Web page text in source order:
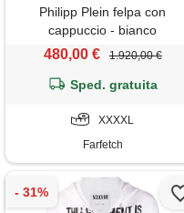
Philipp Plein felpa con
cappuccio - bianco
480,00 € 1.920,00 €
Sped. gratuita
XXXXL
Farfetch